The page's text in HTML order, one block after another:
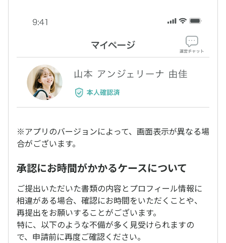
※アプリのバージョンによって、画面表示が異なる場
合がございます。
承認にお時間がかかるケースについて
ご提出いただいた書類の内容とプロフィール情報に
相違がある場合、確認にお時間をいただくことや、
再提出をお願いすることがございます。
特に、以下のような不備が多く見受けられますの
で、申請前に再度ご確認ください。